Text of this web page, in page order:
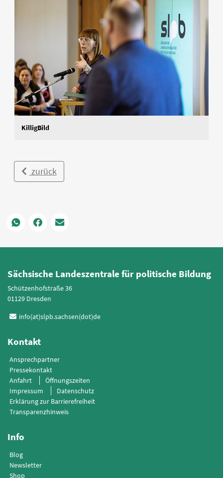
KilligBild
zurück
Sächsische Landeszentrale für politische Bildung
Schützenhofstraße 36
01129 Dresden
info(at)slpb.sachsen(dot)de
Kontakt
Ansprechpartner
Pressekontakt
Anfahrt
Öffnungszeiten
Impressum
Datenschutz
Erklärung zur Barrierefreiheit
Transparenzhinweis
Info
Blog
Newsletter
Shop